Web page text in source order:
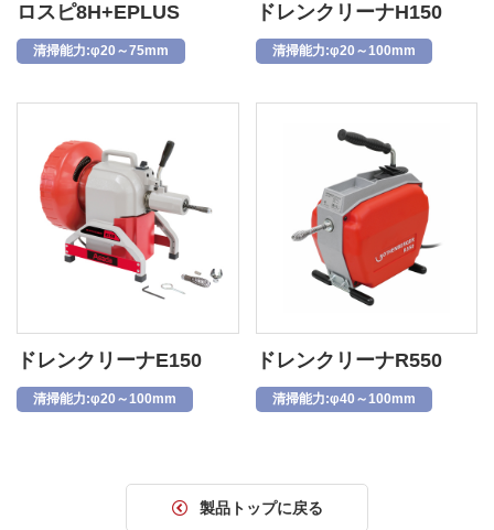
ロスピ8H+EPLUS
清掃能力:φ20～75mm
ドレンクリーナH150
清掃能力:φ20～100mm
ドレンクリーナE150
清掃能力:φ20～100mm
ドレンクリーナR550
清掃能力:φ40～100mm
製品トップに戻る